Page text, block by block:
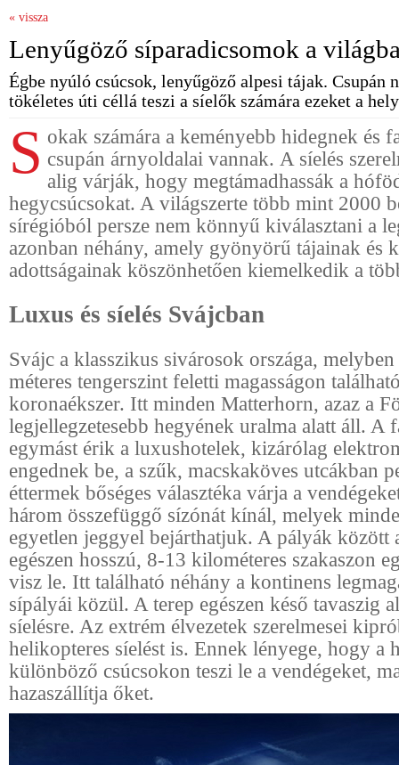
« vissza
Lenyűgöző síparadicsomok a
Égbe nyúló csúcsok, lenyűgöző alpesi tájak. Csupán
tökéletes úti céllá teszi a síelők számára ezeket a
S okak számára a keményebb hidegnek és
csupán árnyoldalai vannak. A síelés
alig várják, hogy megtámadhassák a
hegycsúcsokat. A világszerte több mint 2000
sírégióból persze nem könnyű kiválasztani a
azonban néhány, amely gyönyörű tájainak és
adottságainak köszönhetően kiemelkedik a
Luxus és síelés Svájcban
Svájc a klasszikus sivárosok országa,
méteres tengerszint feletti magasságon
koronaékszer. Itt minden Matterhorn, azaz a
legjellegzetesebb hegyének uralma alatt áll. A
egymást érik a luxushotelek, kizárólag
engednek be, a szűk, macskaköves utcákban
éttermek bőséges választéka várja a
három összefüggő sízónát kínál, melyek
egyetlen jeggyel bejárthatjuk. A pályák között
egészen hosszú, 8-13 kilométeres szakaszon
visz le. Itt található néhány a kontinens
sípályái közül. A terep egészen késő tavaszig
síelésre. Az extrém élvezetek szerelmesei
helikopteres síelést is. Ennek lényege, hogy a
különböző csúcsokon teszi le a vendégeket,
hazaszállítja őket.